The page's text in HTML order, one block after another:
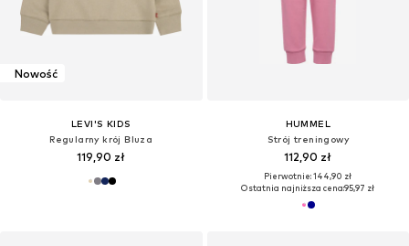
Nowość
LEVI'S KIDS
Regularny krój Bluza
119,90 zł
HUMMEL
Strój treningowy
112,90 zł
Pierwotnie: 144,90 zł
Ostatnia najniższa cena:95,97 zł